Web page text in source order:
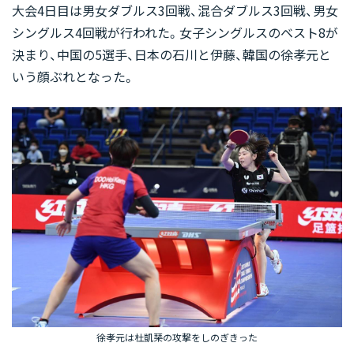
大会4日目は男女ダブルス3回戦、混合ダブルス3回戦、男女
シングルス4回戦が行われた。女子シングルスのベスト8が
決まり、中国の5選手、日本の石川と伊藤、韓国の徐孝元と
いう顔ぶれとなった。
徐孝元は杜凱琹の攻撃をしのぎきった